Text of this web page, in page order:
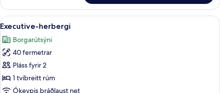
herbergi
Skoða
allar
myndir
fyrir
Executive-
herbergi
Executive-herbergi | Öryggishólf í
10
Executive-herbergi
Borgarútsýni
40 fermetrar
Pláss fyrir 2
1 tvíbreitt rúm
Ókeypis þráðlaust net